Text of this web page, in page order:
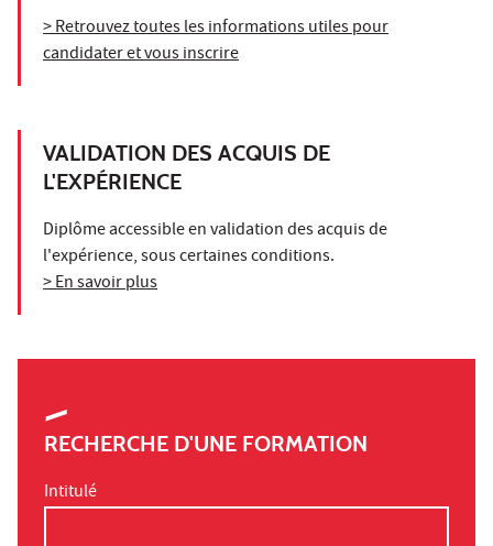
> Retrouvez toutes les informations utiles pour
candidater et vous inscrire
VALIDATION DES ACQUIS DE
L'EXPÉRIENCE
Diplôme accessible en validation des acquis de
l'expérience, sous certaines conditions.
> En savoir plus
RECHERCHE D'UNE FORMATION
Intitulé